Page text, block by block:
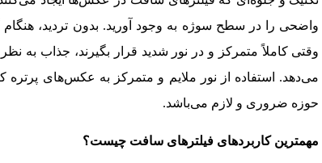
واضحی را در سطح سوژه به وجود ‌آورید. بدون تردید،
وقتی کاملاً متمرکز و در نور شدید قرار بگیرند، جذاب به
می‌دهد. استفاده از نور ملایم و متمرکز به عکس‌های پرتره
حوزه ضروری و لازم می‌باشد.
مهمترین کاربردهای فیلترهای سافت چیست؟